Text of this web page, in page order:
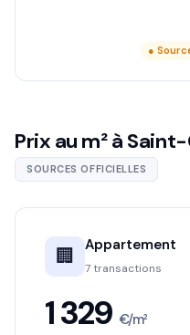
●
Prix au m² à
SOURCES OFFICIELLES
🏢 Appartement
7 transactions
1 329 €/m²